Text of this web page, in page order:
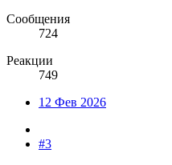
Сообщения
724
Реакции
749
12 Фев 2026
#3